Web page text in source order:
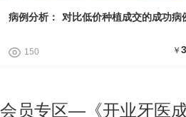
病例分析： 对比低价种植成交的成功病
150 ￥
会员专区—《开业牙医